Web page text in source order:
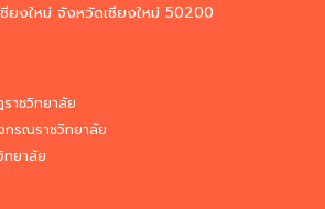
ยงใหม่ จังหวัดเชียงใหม่ 50200
าชวิทยาลัย
กรณราชวิทยาลัย
ทยาลัย